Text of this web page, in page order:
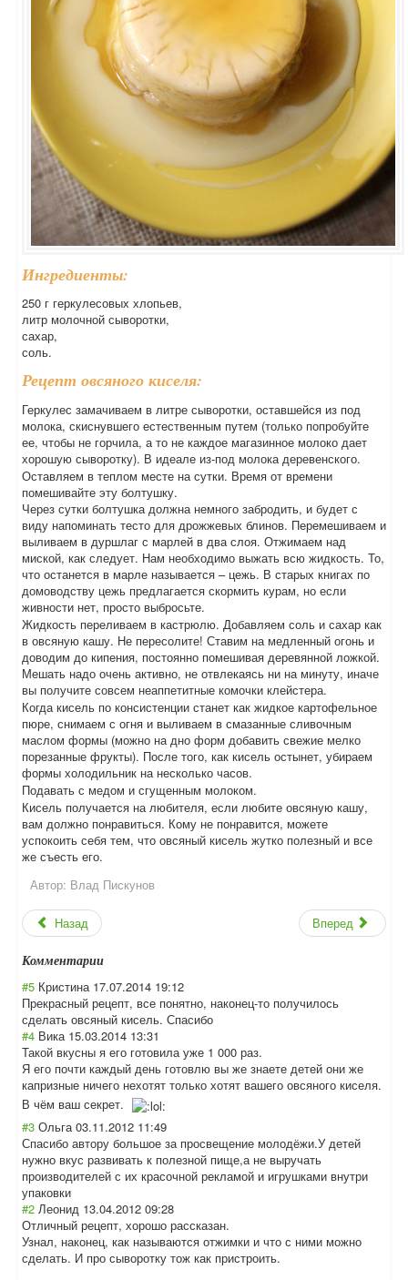
Ингредиенты:
250 г геркулесовых хлопьев,
литр молочной сыворотки,
сахар,
соль.
Рецепт овсяного киселя:
Геркулес замачиваем в литре сыворотки, оставшейся из под
молока, скиснувшего естественным путем (только попробуйте
ее, чтобы не горчила, а то не каждое магазинное молоко дает
хорошую сыворотку). В идеале из-под молока деревенского.
Оставляем в теплом месте на сутки. Время от времени
помешивайте эту болтушку.
Через сутки болтушка должна немного забродить, и будет с
виду напоминать тесто для дрожжевых блинов. Перемешиваем и
выливаем в дуршлаг с марлей в два слоя. Отжимаем над
миской, как следует. Нам необходимо выжать всю жидкость. То,
что останется в марле называется – цежь. В старых книгах по
домоводству цежь предлагается скормить курам, но если
живности нет, просто выбросьте.
Жидкость переливаем в кастрюлю. Добавляем соль и сахар как
в овсяную кашу. Не пересолите! Ставим на медленный огонь и
доводим до кипения, постоянно помешивая деревянной ложкой.
Мешать надо очень активно, не отвлекаясь ни на минуту, иначе
вы получите совсем неаппетитные комочки клейстера.
Когда кисель по консистенции станет как жидкое картофельное
пюре, снимаем с огня и выливаем в смазанные сливочным
маслом формы (можно на дно форм добавить свежие мелко
порезанные фрукты). После того, как кисель остынет, убираем
формы холодильник на несколько часов.
Подавать с медом и сгущенным молоком.
Кисель получается на любителя, если любите овсяную кашу,
вам должно понравиться. Кому не понравится, можете
успокоить себя тем, что овсяный кисель жутко полезный и все
же съесть его.
Автор: Влад Пискунов
Назад Вперед
Комментарии
#5 Кристина 17.07.2014 19:12
Прекрасный рецепт, все понятно, наконец-то получилось
сделать овсяный кисель. Спасибо
#4 Вика 15.03.2014 13:31
Такой вкусны я его готовила уже 1 000 раз.
Я его почти каждый день готовлю вы же знаете детей они же
капризные ничего нехотят только хотят вашего овсяного киселя.
В чём ваш секрет.
#3 Ольга 03.11.2012 11:49
Спасибо автору большое за просвещение молодёжи.У детей
нужно вкус развивать к полезной пище,а не выручать
производителей с их красочной рекламой и игрушками внутри
упаковки
#2 Леонид 13.04.2012 09:28
Отличный рецепт, хорошо рассказан.
Узнал, наконец, как называются отжимки и что с ними можно
сделать. И про сыворотку тож как пристроить.